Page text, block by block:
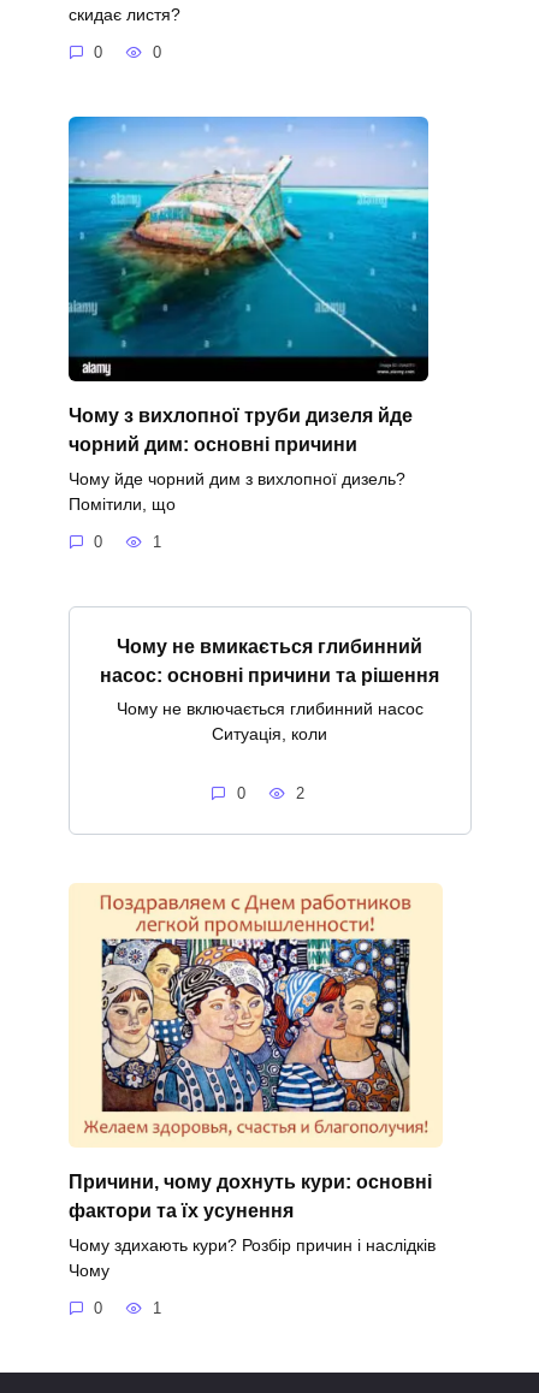
скидає листя?
0 0
Чому з вихлопної труби дизеля йде
чорний дим: основні причини
Чому йде чорний дим з вихлопної дизель?
Помітили, що
0 1
Чому не вмикається глибинний
насос: основні причини та рішення
Чому не включається глибинний насос
Ситуація, коли
0 2
Причини, чому дохнуть кури: основні
фактори та їх усунення
Чому здихають кури? Розбір причин і наслідків
Чому
0 1